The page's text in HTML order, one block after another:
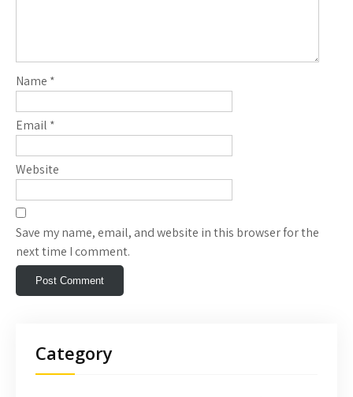
Name *
Email *
Website
Save my name, email, and website in this browser for the
next time I comment.
Category